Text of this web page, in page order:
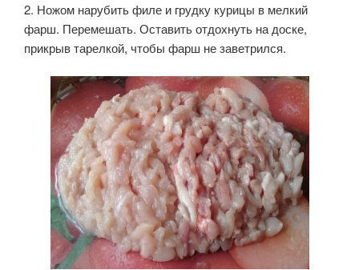
2. Ножом нарубить филе и грудку курицы в мелкий
фарш. Перемешать. Оставить отдохнуть на доске,
прикрыв тарелкой, чтобы фарш не заветрился.